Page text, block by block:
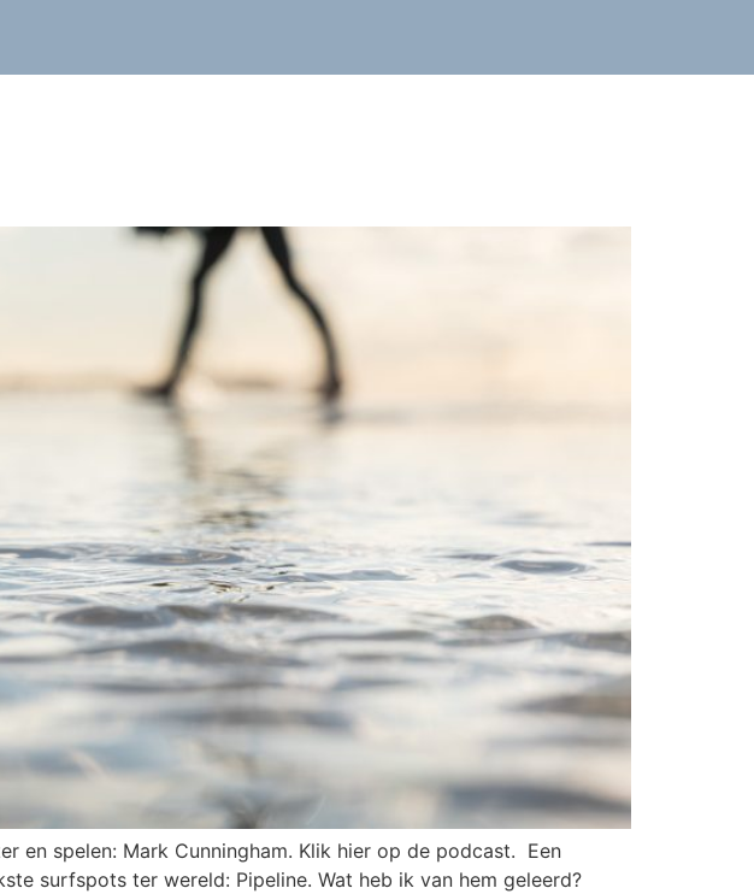
en spelen: Mark Cunningham. Klik hier op de podcast. Een
surfspots ter wereld: Pipeline. Wat heb ik van hem geleerd?